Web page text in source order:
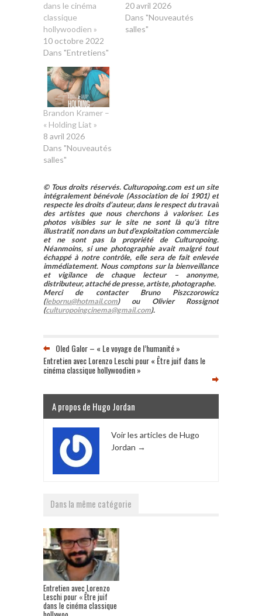
dans le cinéma
classique
hollywoodien »
10 octobre 2022
Dans "Entretiens"
20 avril 2026
Dans "Nouveautés
salles"
Brandon Kramer –
« Holding Liat »
8 avril 2026
Dans "Nouveautés
salles"
© Tous droits réservés. Culturopoing.com est un site
intégralement bénévole (Association de loi 1901) et
respecte les droits d’auteur, dans le respect du travail
des artistes que nous cherchons à valoriser. Les
photos visibles sur le site ne sont là qu’à titre
illustratif, non dans un but d’exploitation commerciale
et ne sont pas la propriété de Culturopoing.
Néanmoins, si une photographie avait malgré tout
échappé à notre contrôle, elle sera de fait enlevée
immédiatement. Nous comptons sur la bienveillance
et vigilance de chaque lecteur – anonyme,
distributeur, attaché de presse, artiste, photographe.
Merci de contacter Bruno Piszczorowicz
(lebornu@hotmail.com) ou Olivier Rossignot
(culturopoingcinema@gmail.com).
Oled Galor – « Le voyage de l’humanité »
Entretien avec Lorenzo Leschi pour « Être juif dans le
cinéma classique hollywoodien »
A propos de Hugo Jordan
Voir les articles de Hugo
Jordan →
Dans la même catégorie
Entretien avec Lorenzo
Leschi pour « Être juif
dans le cinéma classique